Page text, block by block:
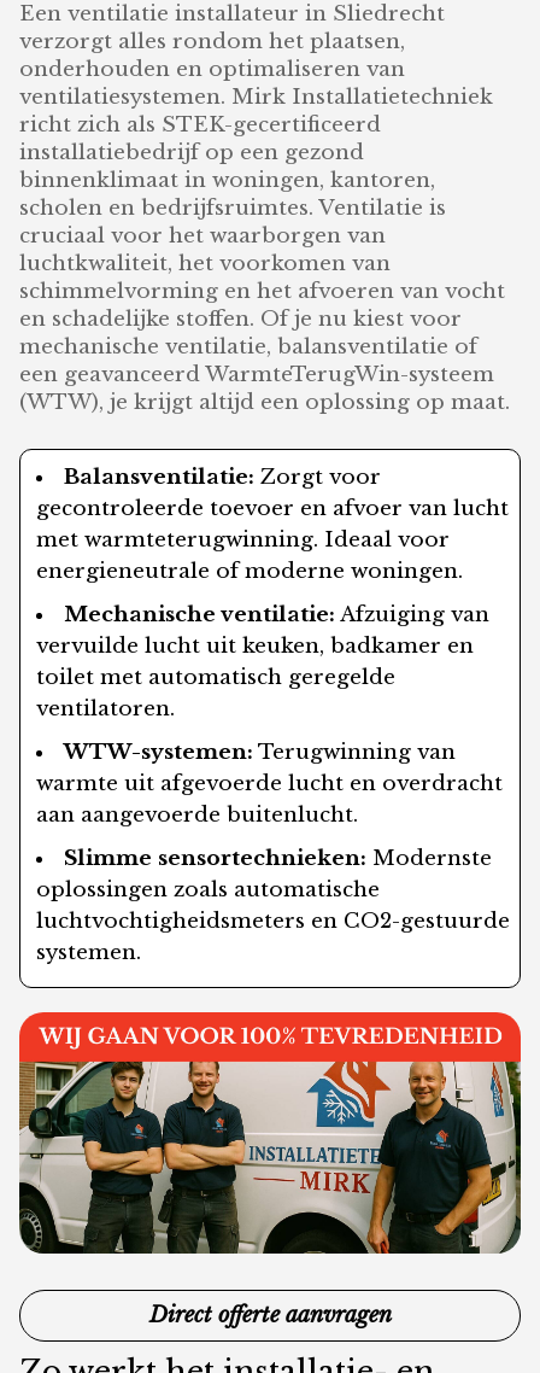
Een ventilatie installateur in Sliedrecht
verzorgt alles rondom het plaatsen,
onderhouden en optimaliseren van
ventilatiesystemen. Mirk Installatietechniek
richt zich als STEK-gecertificeerd
installatiebedrijf op een gezond
binnenklimaat in woningen, kantoren,
scholen en bedrijfsruimtes. Ventilatie is
cruciaal voor het waarborgen van
luchtkwaliteit, het voorkomen van
schimmelvorming en het afvoeren van vocht
en schadelijke stoffen. Of je nu kiest voor
mechanische ventilatie, balansventilatie of
een geavanceerd WarmteTerugWin-systeem
(WTW), je krijgt altijd een oplossing op maat.
Balansventilatie: Zorgt voor
gecontroleerde toevoer en afvoer van lucht
met warmteterugwinning. Ideaal voor
energieneutrale of moderne woningen.
Mechanische ventilatie: Afzuiging van
vervuilde lucht uit keuken, badkamer en
toilet met automatisch geregelde
ventilatoren.
WTW-systemen: Terugwinning van
warmte uit afgevoerde lucht en overdracht
aan aangevoerde buitenlucht.
Slimme sensortechnieken: Modernste
oplossingen zoals automatische
luchtvochtigheidsmeters en CO2-gestuurde
systemen.
Direct offerte aanvragen